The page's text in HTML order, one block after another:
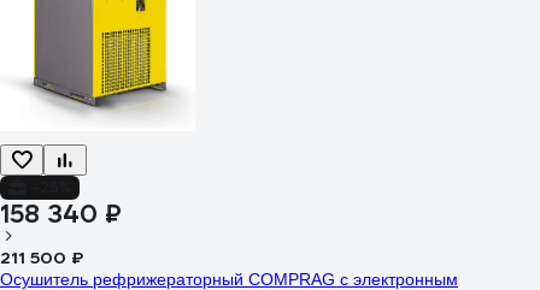
158 340 ₽
211 500 ₽
Осушитель рефрижераторный COMPRAG с электронным